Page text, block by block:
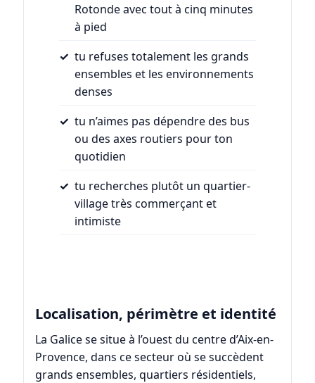
Rotonde avec tout à cinq minutes
à pied
tu refuses totalement les grands
ensembles et les environnements
denses
tu n’aimes pas dépendre des bus
ou des axes routiers pour ton
quotidien
tu recherches plutôt un quartier-
village très commerçant et
intimiste
Localisation, périmètre et identité
La Galice se situe à l’ouest du centre d’Aix-en-
Provence, dans ce secteur où se succèdent
grands ensembles, quartiers résidentiels,